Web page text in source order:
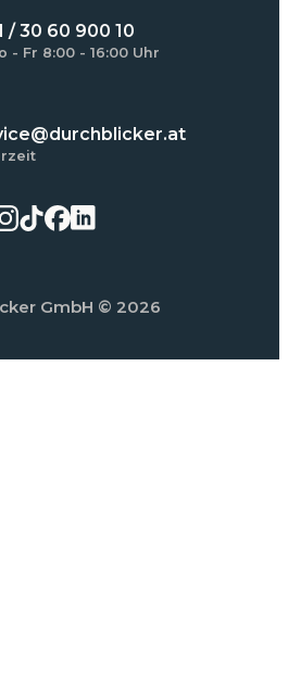
/ 30 60 900 10
- Fr 8:00 - 16:00 Uhr
GmbH © 2026